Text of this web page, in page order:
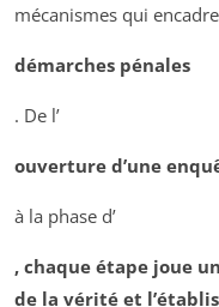
mécanismes qui
démarches pénales
. De l’
ouverture d’une
à la phase d’
, chaque étape joue
de la vérité et